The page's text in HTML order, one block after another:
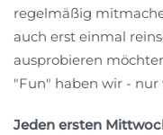
regelmäßig
auch erst einmal
ausprobieren
"Fun" haben wir - nur
Jeden ersten